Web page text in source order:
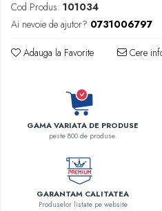
Robineti
Accesorii vase
Tevi cupru si accesorii
Lavoare apa sterila
Lavoare chirurgicale
Adaptori/cuple
Capsule, filtre finale apa sterila
Prefiltre lavoare
Electrochirurgie
Manere pentru electrocautere
Cod Produs: 101034
Ai nevoie de ajutor? 0731006797
Adauga la Favorite Cere
GAMA VARIATA DE PRODUSE
peste 800 de produse.
GARANTAM CALITATEA
Produselor listate pe website